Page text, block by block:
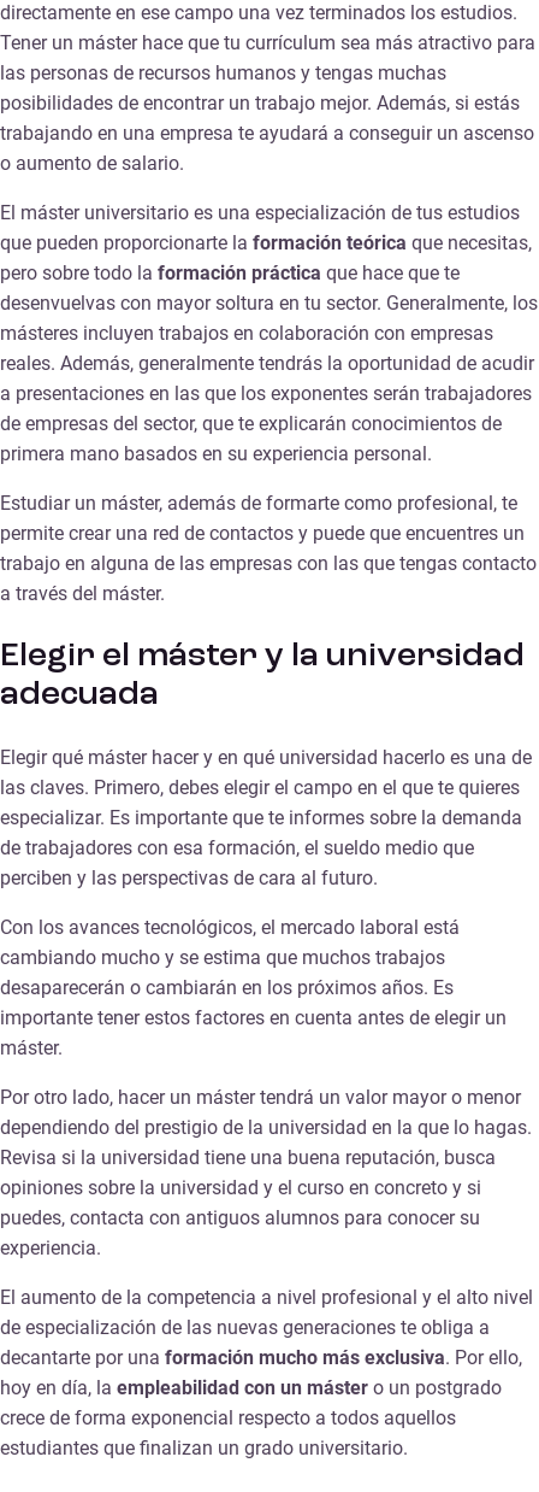
directamente en ese campo una vez terminados los estudios.
Tener un máster hace que tu currículum sea más atractivo para
las personas de recursos humanos y tengas muchas
posibilidades de encontrar un trabajo mejor. Además, si estás
trabajando en una empresa te ayudará a conseguir un ascenso
o aumento de salario.
El máster universitario es una especialización de tus estudios
que pueden proporcionarte la formación teórica que necesitas,
pero sobre todo la formación práctica que hace que te
desenvuelvas con mayor soltura en tu sector. Generalmente, los
másteres incluyen trabajos en colaboración con empresas
reales. Además, generalmente tendrás la oportunidad de acudir
a presentaciones en las que los exponentes serán trabajadores
de empresas del sector, que te explicarán conocimientos de
primera mano basados en su experiencia personal.
Estudiar un máster, además de formarte como profesional, te
permite crear una red de contactos y puede que encuentres un
trabajo en alguna de las empresas con las que tengas contacto
a través del máster.
Elegir el máster y la universidad
adecuada
Elegir qué máster hacer y en qué universidad hacerlo es una de
las claves. Primero, debes elegir el campo en el que te quieres
especializar. Es importante que te informes sobre la demanda
de trabajadores con esa formación, el sueldo medio que
perciben y las perspectivas de cara al futuro.
Con los avances tecnológicos, el mercado laboral está
cambiando mucho y se estima que muchos trabajos
desaparecerán o cambiarán en los próximos años. Es
importante tener estos factores en cuenta antes de elegir un
máster.
Por otro lado, hacer un máster tendrá un valor mayor o menor
dependiendo del prestigio de la universidad en la que lo hagas.
Revisa si la universidad tiene una buena reputación, busca
opiniones sobre la universidad y el curso en concreto y si
puedes, contacta con antiguos alumnos para conocer su
experiencia.
El aumento de la competencia a nivel profesional y el alto nivel
de especialización de las nuevas generaciones te obliga a
decantarte por una formación mucho más exclusiva. Por ello,
hoy en día, la empleabilidad con un máster o un postgrado
crece de forma exponencial respecto a todos aquellos
estudiantes que finalizan un grado universitario.